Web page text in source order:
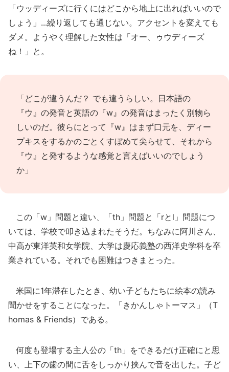
「ウッディーズに行くにはどこから地上に出ればいいので
しょう」...繰り返しても通じない。アクセントを変えても
ダメ。ようやく理解した女性は「オー、ゥウディーズ
ね！」と。
「どこが違うんだ？ でも違うらしい。日本語の
『ウ』の発音と英語の『w』の発音はまったく別物ら
しいのだ。彼らにとって『w』はまず口元を、ディー
プキスをするかのごとくすぼめて尖らせて、それから
『ウ』と発するような感覚と言えばいいのでしょう
か」
この「w」問題と違い、「th」問題と「rとl」問題につ
いては、学校で叩き込まれたそうだ。ちなみに阿川さん、
中高が東洋英和女学院、大学は慶応義塾の西洋史学科を卒
業されている。それでも困難はつきまとった。
米国に1年滞在したとき、幼い子どもたちに絵本の読み
聞かせをすることになった。「きかんしゃトーマス」（T
homas & Friends）である。
何度も登場する主人公の「th」をできるだけ正確にと思
い、上下の歯の間に舌をしっかり挟んで音を出した。子ど